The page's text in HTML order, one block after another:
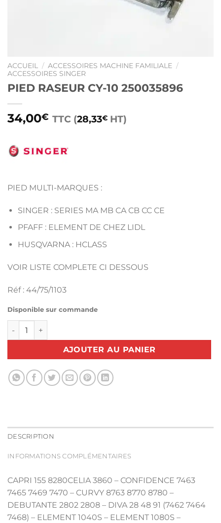
ACCUEIL / ACCESSOIRES MACHINE FAMILIALE /
ACCESSOIRES SINGER
PIED RASEUR CY-10 250035896
34,00€ TTC (28,33€ HT)
PIED MULTI-MARQUES :
SINGER : SERIES MA MB CA CB CC CE
PFAFF : ELEMENT DE CHEZ LIDL
HUSQVARNA : HCLASS
VOIR LISTE COMPLETE CI DESSOUS
Réf : 44/75/1103
Disponible sur commande
quantité de PIED RASEUR CY-10 250035896
AJOUTER AU PANIER
DESCRIPTION
INFORMATIONS COMPLÉMENTAIRES
CAPRI 155 8280CELIA 3860 – CONFIDENCE 7463
7465 7469 7470 – CURVY 8763 8770 8780 –
DEBUTANTE 2802 2808 – DIVA 28 48 91 (7462 7464
7468) – ELEMENT 1040S – ELEMENT 1080S –